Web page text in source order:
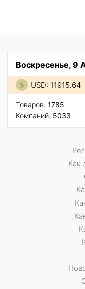
Воскресенье, 9
USD: 11915.64
Товаров: 1785
Компаний: 5033
Как